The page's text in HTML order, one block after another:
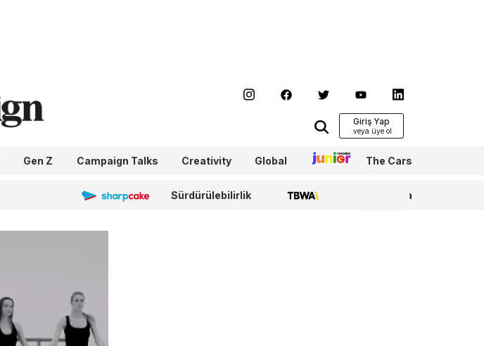
Giriş Yap
Gen Z Campaign Talks Creativity Global Junior The Cars
Sharpcake Sürdürülebilirlik TBWA WPP Media